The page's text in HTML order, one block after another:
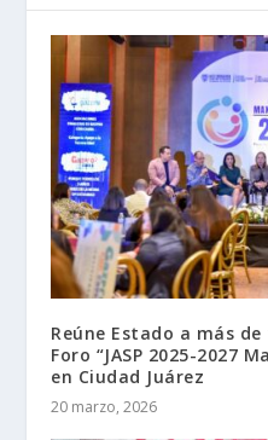
Reúne Estado a más de
Foro “JASP 2025-2027
en Ciudad Juárez
20 marzo, 2026